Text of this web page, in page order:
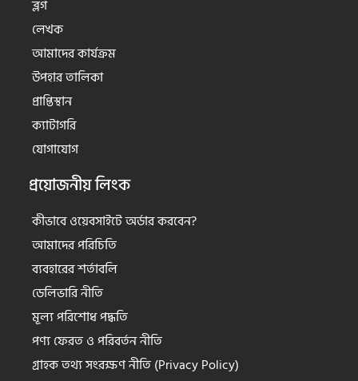
ব্লগ
লেখক
আমাদের কার্যক্রম
উপহার তালিকা
প্রাপ্তিস্থান
ক্যাটাগরি
যোগাযোগ
প্রয়োজনীয় লিংক
কীভাবে ওয়েবসাইটে অর্ডার করবেন?
আমাদের পরিচিতি
ব্যবহারের শর্তাবলি
ডেলিভারি নীতি
মূল্য পরিশোধ পদ্ধতি
পণ্য ফেরত ও পরিবর্তন নীতি
গ্রাহক তথ্য সংরক্ষণ নীতি (Privacy Policy)